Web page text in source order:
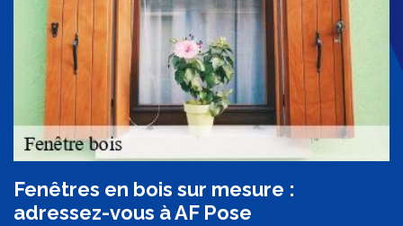
Fenêtres en bois sur mesure :
adressez-vous à AF Pose